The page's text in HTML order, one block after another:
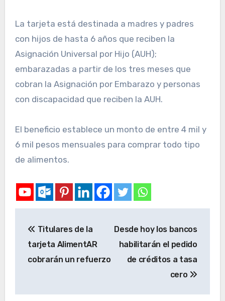
La tarjeta está destinada a madres y padres
con hijos de hasta 6 años que reciben la
Asignación Universal por Hijo (AUH);
embarazadas a partir de los tres meses que
cobran la Asignación por Embarazo y personas
con discapacidad que reciben la AUH.
El beneficio establece un monto de entre 4 mil y
6 mil pesos mensuales para comprar todo tipo
de alimentos.
Titulares de la
tarjeta AlimentAR
cobrarán un refuerzo
Desde hoy los bancos
habilitarán el pedido
de créditos a tasa
cero